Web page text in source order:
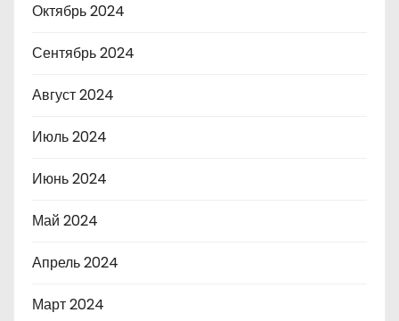
Октябрь 2024
Сентябрь 2024
Август 2024
Июль 2024
Июнь 2024
Май 2024
Апрель 2024
Март 2024